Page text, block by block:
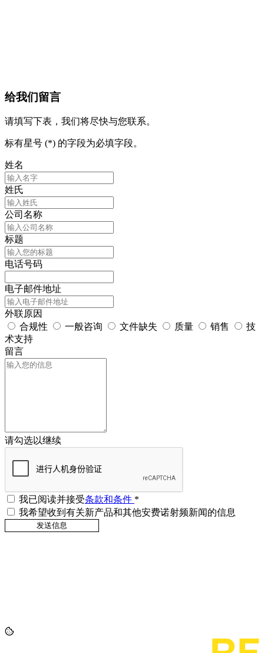
给我们留言
请填写下表，我们将尽快与您联系。
标有星号 (*) 的字段为必填字段。
姓名
姓氏
公司名称
标题
电话号码
电子邮件地址
外联原因
合规性
一般咨询 文件缺失 质量 销售
技
术支持
留言
请勾选以继续
我已阅读并接受条款和条件 *
我希望收到有关新产品和其他安费诺射频新闻的信息